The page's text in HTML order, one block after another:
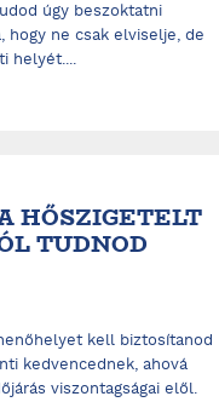
úgy beszoktatni
hogy ne csak elviselje, de
helyét....
HŐSZIGETELT
TUDNOD
kell biztosítanod
kedvencednek, ahová
viszontagságai elől.